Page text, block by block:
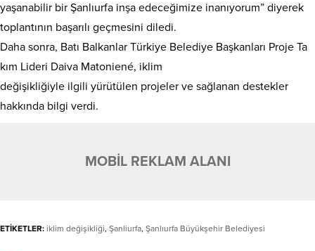
yaşanabilir bir Şanlıurfa inşa edeceğimize inanıyorum” diyerek
toplantının başarılı geçmesini diledi.
Daha sonra, Batı Balkanlar Türkiye Belediye Başkanları Proje Ta
kım Lideri Daiva Matoniené, iklim
değişikliğiyle ilgili yürütülen projeler ve sağlanan destekler
hakkında bilgi verdi.
MOBİL REKLAM ALANI
ETİKETLER: iklim değişikliği, Şanliurfa, Şanlıurfa Büyükşehir Belediyesi